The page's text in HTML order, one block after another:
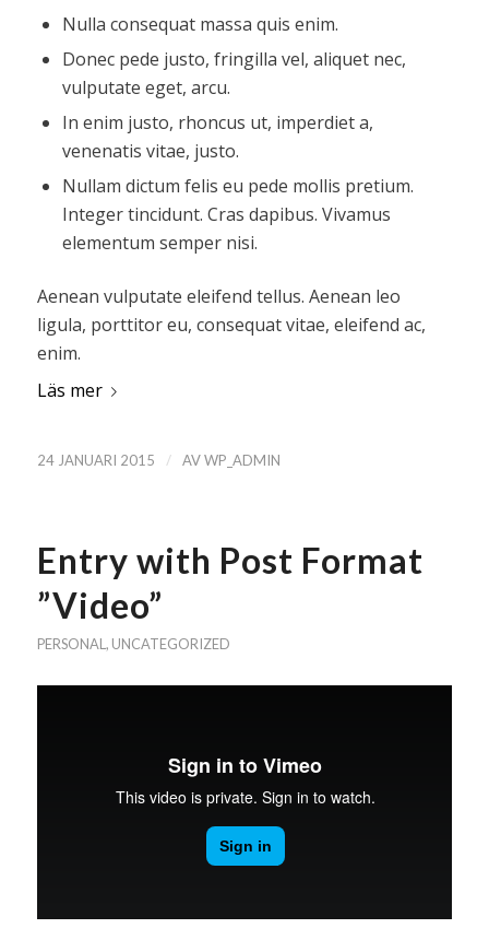
Nulla consequat massa quis enim.
Donec pede justo, fringilla vel, aliquet nec,
vulputate eget, arcu.
In enim justo, rhoncus ut, imperdiet a,
venenatis vitae, justo.
Nullam dictum felis eu pede mollis pretium.
Integer tincidunt. Cras dapibus. Vivamus
elementum semper nisi.
Aenean vulputate eleifend tellus. Aenean leo
ligula, porttitor eu, consequat vitae, eleifend ac,
enim.
Läs mer
24 JANUARI 2015 / AVWP_ADMIN
Entry with Post Format
”Video”
PERSONAL , UNCATEGORIZED